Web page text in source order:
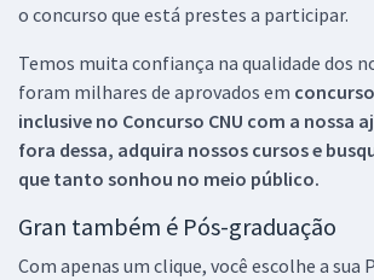
o concurso que está prestes a participar.
Temos muita confiança na qualidade dos
foram milhares de aprovados em
inclusive no Concurso CNU com a nossa
fora dessa, adquira nossos cursos e
que tanto sonhou no meio público.
Gran também é Pós-graduação
Com apenas um clique, você escolhe a sua